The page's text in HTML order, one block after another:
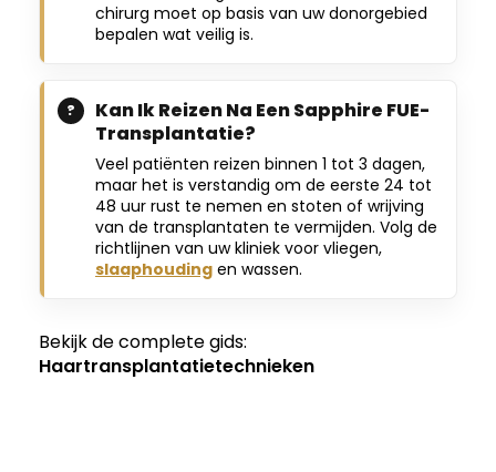
chirurg moet op basis van uw donorgebied
bepalen wat veilig is.
Kan Ik Reizen Na Een Sapphire FUE-
Transplantatie?
Veel patiënten reizen binnen 1 tot 3 dagen,
maar het is verstandig om de eerste 24 tot
48 uur rust te nemen en stoten of wrijving
van de transplantaten te vermijden. Volg de
richtlijnen van uw kliniek voor vliegen,
slaaphouding en wassen.
Bekijk de complete gids:
Haartransplantatietechnieken